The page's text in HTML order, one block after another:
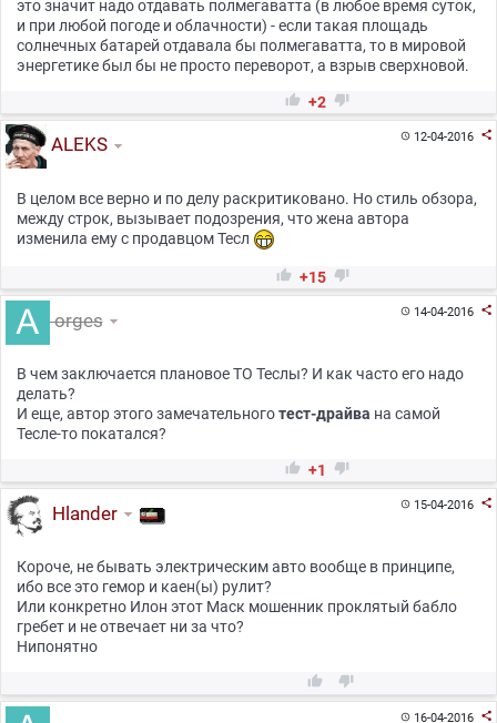
это значит надо отдавать полмегаватта (в любое время суток,
и при любой погоде и облачности) - если такая площадь
солнечных батарей отдавала бы полмегаватта, то в мировой
энергетике был бы не просто переворот, а взрыв сверхновой.
 +2 
12-04-2016 
ALEKS
В целом все верно и по делу раскритиковано. Но стиль обзора,
между строк, вызывает подозрения, что жена автора
изменила ему с продавцом Тесл
 +15 
14-04-2016 
orges
В чем заключается плановое ТО Теслы? И как часто его надо
делать?
И еще, автор этого замечательноготест-драйва на самой
Тесле-то покатался?
 +1 
15-04-2016 
Hlander
Короче, не бывать электрическим авто вообще в принципе,
ибо все это гемор и каен(ы) рулит?
Или конкретно Илон этот Маск мошенник проклятый бабло
гребет и не отвечает ни за что?
Нипонятно
 
16-04-2016 